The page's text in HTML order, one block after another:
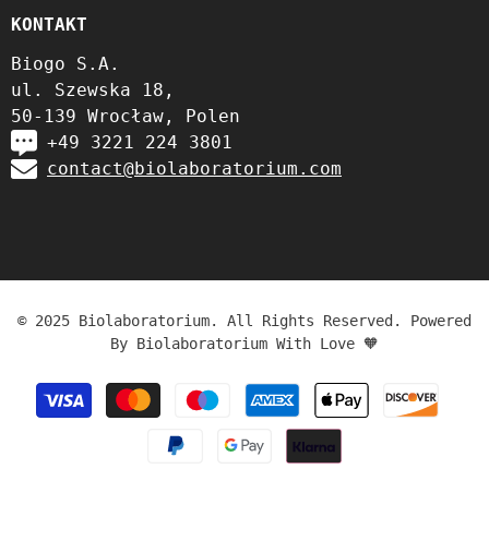
KONTAKT
Biogo S.A.
ul. Szewska 18,
50-139 Wrocław, Polen
+49 3221 224 3801
contact@biolaboratorium.com
© 2025 Biolaboratorium. All Rights Reserved. Powered
By Biolaboratorium With Love 🧡
Zahlungsmethoden